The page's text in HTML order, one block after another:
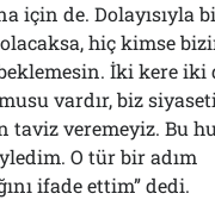
için de. Dolayısıyla
hiç kimse
İki kere iki
vardır, biz
taviz veremeyiz. Bu
O tür bir adım
ifade ettim” dedi.